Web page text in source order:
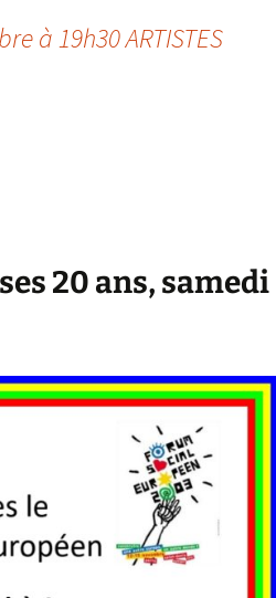
à 19h30 ARTISTES
20 ans, samedi